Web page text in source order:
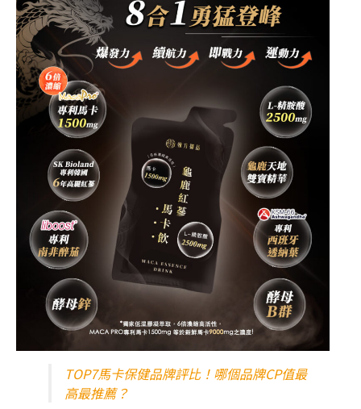
TOP7馬卡保健品牌評比！哪個品牌CP值最
高最推薦？